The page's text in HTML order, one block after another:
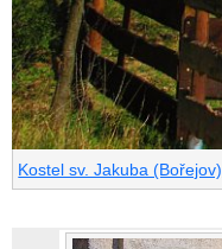
Kostel sv. Jakuba (Bořejov)